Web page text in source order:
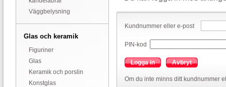
Väggbelysning
Glas och keramik
Figuriner
Glas
Keramik och porslin
Konstglas
Kundnummer eller e-post
PIN-kod
Logga in Avbryt
Om du inte minns ditt kundnummer